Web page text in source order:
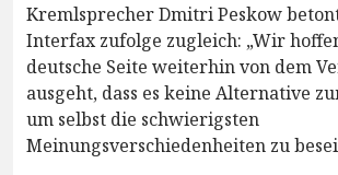
Kremlsprecher Dmitri Peskow
Interfax zufolge zugleich: „Wir
deutsche Seite weiterhin von dem
ausgeht, dass es keine Alternative
um selbst die schwierigsten
Meinungsverschiedenheiten zu